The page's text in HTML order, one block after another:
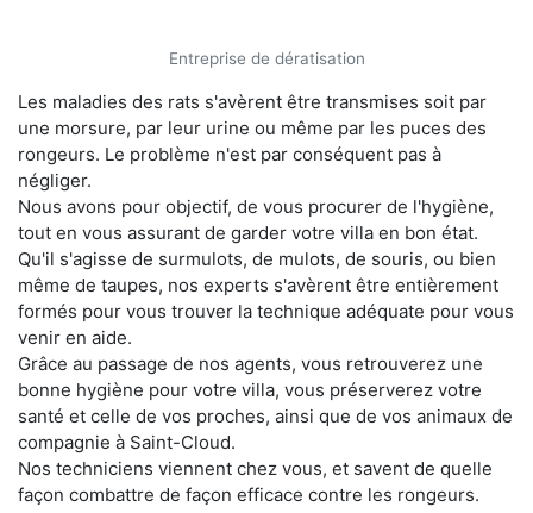
Entreprise de dératisation
Les maladies des rats s'avèrent être transmises soit par
une morsure, par leur urine ou même par les puces des
rongeurs. Le problème n'est par conséquent pas à
négliger.
Nous avons pour objectif, de vous procurer de l'hygiène,
tout en vous assurant de garder votre villa en bon état.
Qu'il s'agisse de surmulots, de mulots, de souris, ou bien
même de taupes, nos experts s'avèrent être entièrement
formés pour vous trouver la technique adéquate pour vous
venir en aide.
Grâce au passage de nos agents, vous retrouverez une
bonne hygiène pour votre villa, vous préserverez votre
santé et celle de vos proches, ainsi que de vos animaux de
compagnie à Saint-Cloud.
Nos techniciens viennent chez vous, et savent de quelle
façon combattre de façon efficace contre les rongeurs.